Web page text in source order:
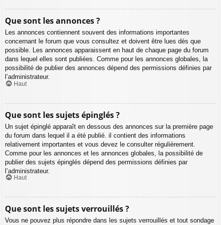
Que sont les annonces ?
Les annonces contiennent souvent des informations importantes
concernant le forum que vous consultez et doivent être lues dès que
possible. Les annonces apparaissent en haut de chaque page du forum
dans lequel elles sont publiées. Comme pour les annonces globales, la
possibilité de publier des annonces dépend des permissions définies par
l’administrateur.
Haut
Que sont les sujets épinglés ?
Un sujet épinglé apparaît en dessous des annonces sur la première page
du forum dans lequel il a été publié. il contient des informations
relativement importantes et vous devez le consulter régulièrement.
Comme pour les annonces et les annonces globales, la possibilité de
publier des sujets épinglés dépend des permissions définies par
l’administrateur.
Haut
Que sont les sujets verrouillés ?
Vous ne pouvez plus répondre dans les sujets verrouillés et tout sondage